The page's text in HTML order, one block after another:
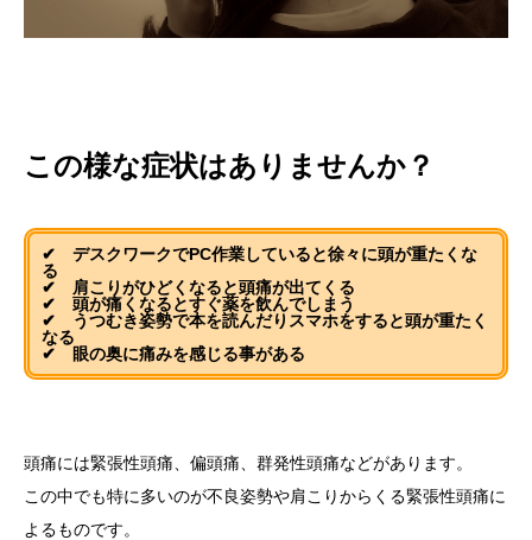
この様な症状はありませんか？
✔ デスクワークでPC作業していると徐々に頭が重たくな
る
✔ 肩こりがひどくなると頭痛が出てくる
✔ 頭が痛くなるとすぐ薬を飲んでしまう
✔ うつむき姿勢で本を読んだりスマホをすると頭が重たく
なる
✔ 眼の奥に痛みを感じる事がある
頭痛には緊張性頭痛、偏頭痛、群発性頭痛などがあります。
この中でも特に多いのが不良姿勢や肩こりからくる緊張性頭痛に
よるものです。
施術料金
書籍出版